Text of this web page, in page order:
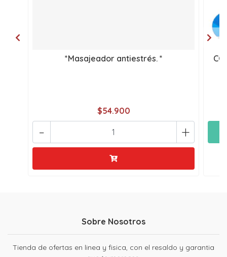
*Masajeador antiestrés. *
$54.900
+
-
Sobre Nosotros
Tienda de ofertas en linea y fisica, con el resaldo y garantia